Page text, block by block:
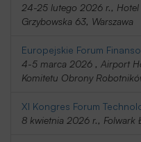
24-25 lutego 2026 r., Hotel
Grzybowska 63, Warszawa
Europejskie Forum
4-5 marca 2026 , Airport
Komitetu Obrony
XI Kongres Forum
8 kwietnia 2026 r., Folwark